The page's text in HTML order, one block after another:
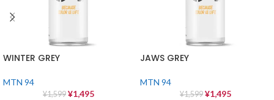
WINTER GREY
MTN 94
¥1,599 ¥1,495
JAWS GREY
MTN 94
¥1,599 ¥1,495